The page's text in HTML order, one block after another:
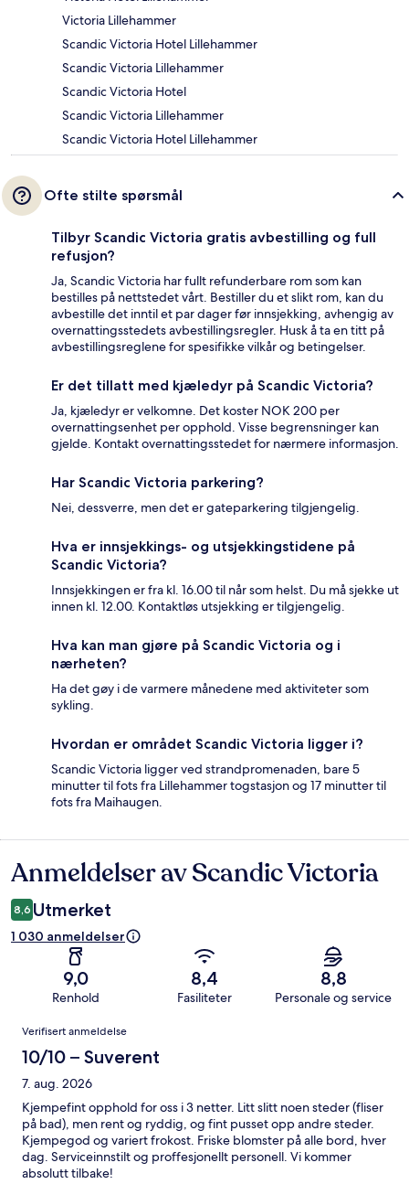
Victoria Lillehammer
Scandic Victoria Hotel Lillehammer
Scandic Victoria Lillehammer
Scandic Victoria Hotel
Scandic Victoria Lillehammer
Scandic Victoria Hotel Lillehammer
Ofte stilte spørsmål
Tilbyr Scandic Victoria gratis avbestilling og full
refusjon?
Ja, Scandic Victoria har fullt refunderbare rom som kan
bestilles på nettstedet vårt. Bestiller du et slikt rom, kan du
avbestille det inntil et par dager før innsjekking, avhengig av
overnattingsstedets avbestillingsregler. Husk å ta en titt på
avbestillingsreglene for spesifikke vilkår og betingelser.
Er det tillatt med kjæledyr på Scandic Victoria?
Ja, kjæledyr er velkomne. Det koster NOK 200 per
overnattingsenhet per opphold. Visse begrensninger kan
gjelde. Kontakt overnattingsstedet for nærmere informasjon.
Har Scandic Victoria parkering?
Nei, dessverre, men det er gateparkering tilgjengelig.
Hva er innsjekkings- og utsjekkingstidene på
Scandic Victoria?
Innsjekkingen er fra kl. 16.00 til når som helst. Du må sjekke ut
innen kl. 12.00. Kontaktløs utsjekking er tilgjengelig.
Hva kan man gjøre på Scandic Victoria og i
nærheten?
Ha det gøy i de varmere månedene med aktiviteter som
sykling.
Hvordan er området Scandic Victoria ligger i?
Scandic Victoria ligger ved strandpromenaden, bare 5
minutter til fots fra Lillehammer togstasjon og 17 minutter til
fots fra Maihaugen.
Anmeldelser
Anmeldelser av Scandic Victoria
8,6 Utmerket
1 030 anmeldelser
9,0
Renhold
8,4
Fasiliteter
8,8
Personale og service
Anmeldelser
Verifisert anmeldelse
10/10 – Suverent
7. aug. 2026
Kjempefint opphold for oss i 3 netter. Litt slitt noen steder (fliser
på bad), men rent og ryddig, og fint pusset opp andre steder.
Kjempegod og variert frokost. Friske blomster på alle bord, hver
dag. Serviceinnstilt og proffesjonellt personell. Vi kommer
absolutt tilbake!